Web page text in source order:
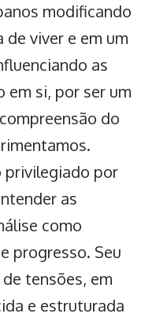
modificando
viver e em um
as
em si, por ser um
do
privilegiado por
as
como
progresso. Seu
tensões, em
e estruturada